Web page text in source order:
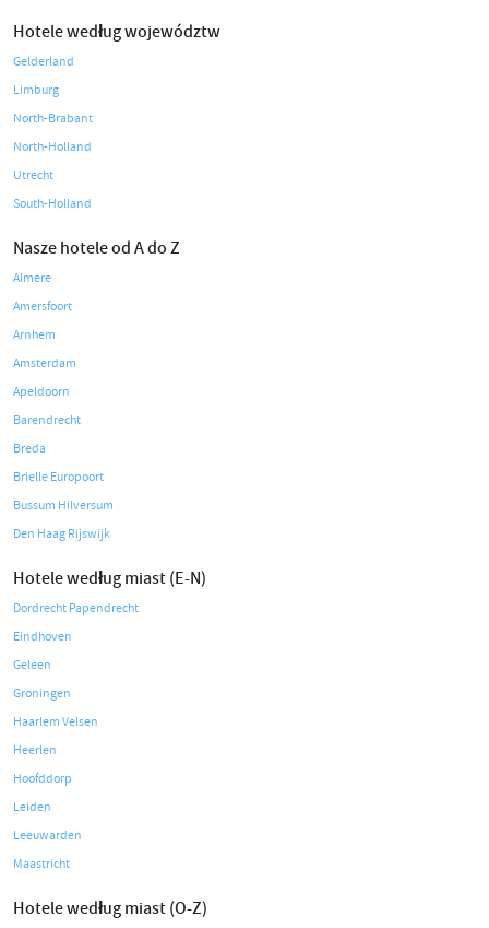
Hotele według województw
Gelderland
Limburg
North-Brabant
North-Holland
Utrecht
South-Holland
Nasze hotele od A do Z
Almere
Amersfoort
Arnhem
Amsterdam
Apeldoorn
Barendrecht
Breda
Brielle Europoort
Bussum Hilversum
Den Haag Rijswijk
Hotele według miast (E-N)
Dordrecht Papendrecht
Eindhoven
Geleen
Groningen
Haarlem Velsen
Heerlen
Hoofddorp
Leiden
Leeuwarden
Maastricht
Hotele według miast (O-Z)